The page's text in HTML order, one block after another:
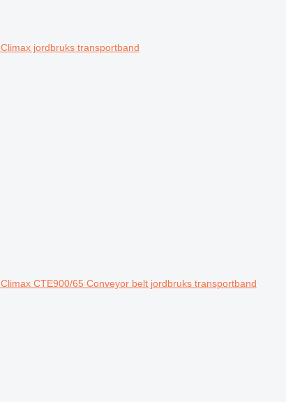
Climax jordbruks transportband
Climax CTE900/65 Conveyor belt jordbruks transportband